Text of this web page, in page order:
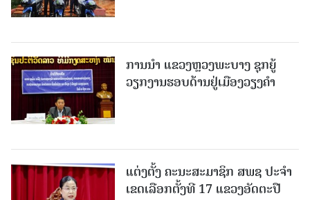
ການນຳ ແຂວງຫຼວງພະບາງ ຊຸກຍູ້
ວຽກງານຮອບດ້ານຢູ່ເມືອງວຽງຄໍາ
ແຕ່ງຕັ້ງ ຄະນະສະມາຊິກ ສພຊ ປະຈຳ
ເຂດເລືອກຕັ້ງທີ 17 ແຂວງອັດຕະປື